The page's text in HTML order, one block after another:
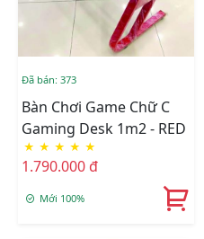
Đã bán: 373
Bàn Chơi Game Chữ C
Gaming Desk 1m2 - RED
★ ★ ★ ★ ★
1.790.000 đ
Mới 100%